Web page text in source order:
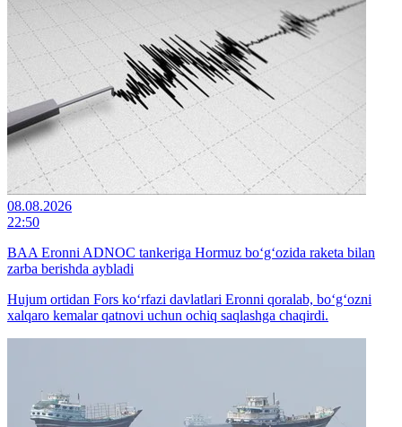
08.08.2026
22:50
BAA Eronni ADNOC tankeriga Hormuz bo‘g‘ozida raketa bilan
zarba berishda aybladi
Hujum ortidan Fors ko‘rfazi davlatlari Eronni qoralab, bo‘g‘ozni
xalqaro kemalar qatnovi uchun ochiq saqlashga chaqirdi.